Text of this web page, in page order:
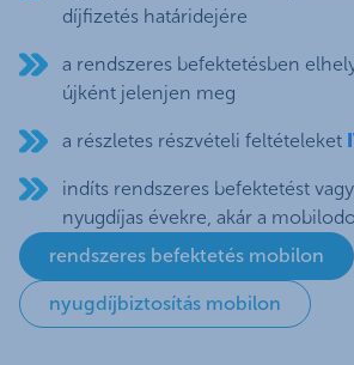
díjfizetés határidejére
a rendszeres befektetésben
újként jelenjen meg
a részletes részvételi feltételeket
indíts rendszeres befektetést
nyugdíjas évekre, akár a
rendszeres befektetés mobilon
nyugdíjbiztosítás mobilon